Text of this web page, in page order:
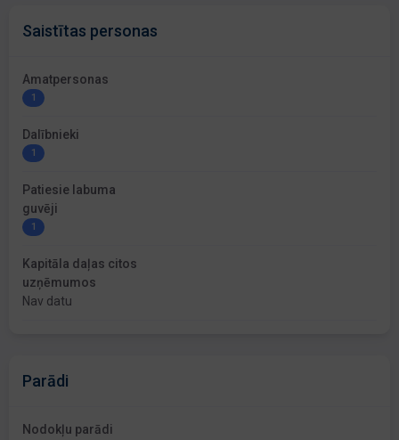
Saistītas personas
Amatpersonas
1
Dalībnieki
1
Patiesie labuma
guvēji
1
Kapitāla daļas citos
uzņēmumos
Nav datu
Parādi
Nodokļu parādi